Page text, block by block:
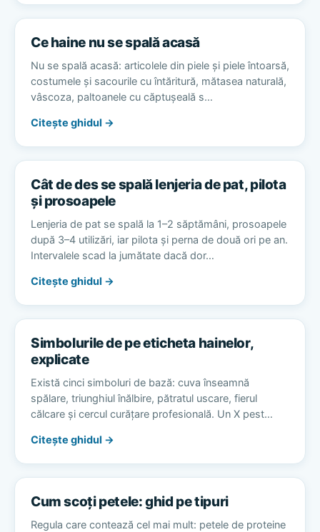
Ce haine nu se spală acasă
Nu se spală acasă: articolele din piele și piele întoarsă,
costumele și sacourile cu întăritură, mătasea naturală,
vâscoza, paltoanele cu căptușeală s…
Citește ghidul →
Cât de des se spală lenjeria de pat, pilota
și prosoapele
Lenjeria de pat se spală la 1–2 săptămâni, prosoapele
după 3–4 utilizări, iar pilota și perna de două ori pe an.
Intervalele scad la jumătate dacă dor…
Citește ghidul →
Simbolurile de pe eticheta hainelor,
explicate
Există cinci simboluri de bază: cuva înseamnă
spălare, triunghiul înălbire, pătratul uscare, fierul
călcare și cercul curățare profesională. Un X pest…
Citește ghidul →
Cum scoți petele: ghid pe tipuri
Regula care contează cel mai mult: petele de proteine